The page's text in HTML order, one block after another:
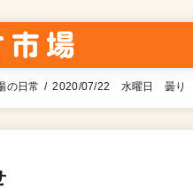
の日常 2020/07/22 水曜日 曇り